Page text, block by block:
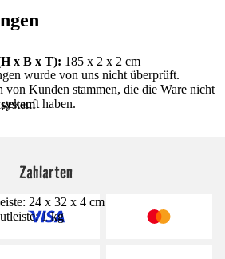
x B x T): 185 x 2 x 2 cm
24 x 32 x 4 cm
1 kg
wurde von uns nicht überprüft.
von Kunden stammen, die die Ware nicht
haben.
Zahlarten